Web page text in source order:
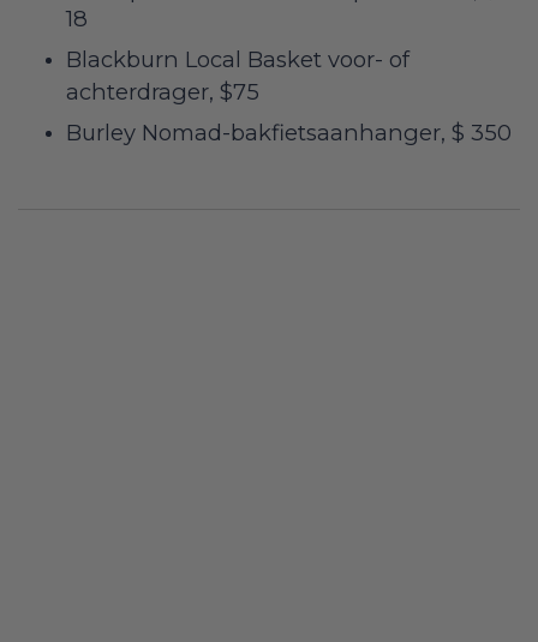
18
Blackburn Local Basket voor- of
achterdrager, $75
Burley Nomad-bakfietsaanhanger, $ 350